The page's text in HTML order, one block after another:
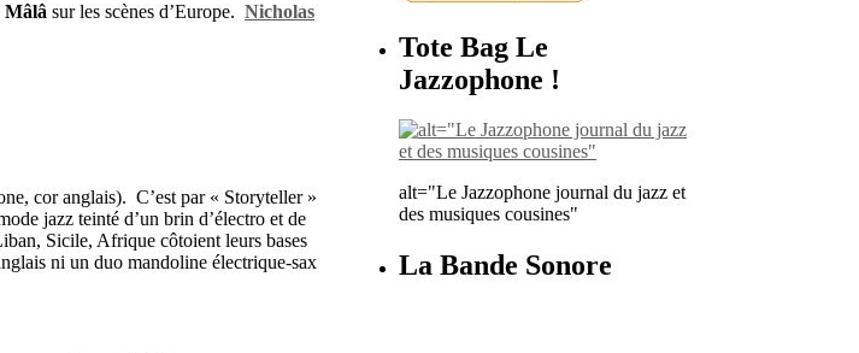
Mâlâ sur les scènes d’Europe. Nicholas
cor anglais). C’est par « Storyteller »
jazz teinté d’un brin d’électro et de
Sicile, Afrique côtoient leurs bases
ni un duo mandoline électrique-sax
Tote Bag Le
Jazzophone !
alt="Le Jazzophone journal du jazz et
des musiques cousines"
La Bande Sonore